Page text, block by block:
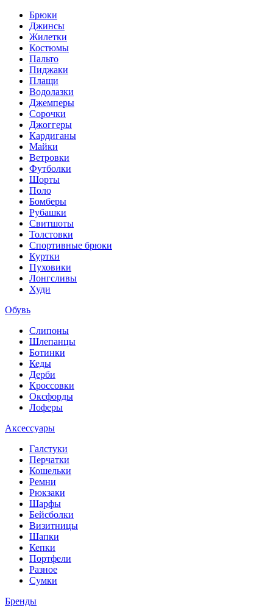
Брюки
Джинсы
Жилетки
Костюмы
Пальто
Пиджаки
Плащи
Водолазки
Джемперы
Сорочки
Джоггеры
Кардиганы
Майки
Ветровки
Футболки
Шорты
Поло
Бомберы
Рубашки
Свитшоты
Толстовки
Спортивные брюки
Куртки
Пуховики
Лонгсливы
Худи
Обувь
Слипоны
Шлепанцы
Ботинки
Кеды
Дерби
Кроссовки
Оксфорды
Лоферы
Аксессуары
Галстуки
Перчатки
Кошельки
Ремни
Рюкзаки
Шарфы
Бейсболки
Визитницы
Шапки
Кепки
Портфели
Разное
Сумки
Бренды